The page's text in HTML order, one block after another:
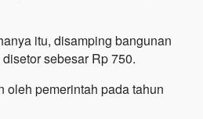
itu, disamping bangunan
sebesar Rp 750.
oleh pemerintah pada tahun